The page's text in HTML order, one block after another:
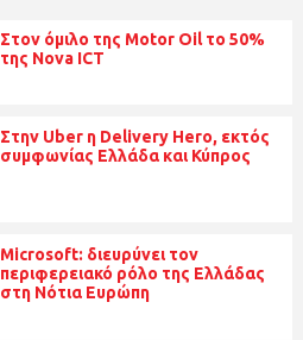
Στον όμιλο της Motor Oil το 50%
της Nova ICT
Στην Uber η Delivery Hero, εκτός
συμφωνίας Ελλάδα και Κύπρος
Microsoft: διευρύνει τον
περιφερειακό ρόλο της Ελλάδας
στη Νότια Ευρώπη